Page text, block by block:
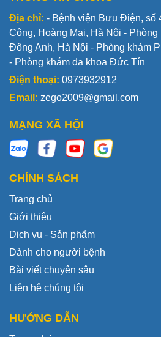
Địa chỉ: - Bệnh viện Bưu Điện, số
Công, Hoàng Mai, Hà Nội - Phòng
Đông Anh, Hà Nội - Phòng khám
- Phòng khám đa khoa Đức Tín
Điện thoại: 0973932912
Email: zego2009@gmail.com
MẠNG XÃ HỘI
CHÍNH SÁCH
Trang chủ
Giới thiệu
Dịch vụ - Sản phẩm
Dành cho người bệnh
Bài viết chuyên sâu
Liên hệ chúng tôi
HƯỚNG DẪN